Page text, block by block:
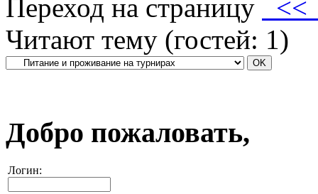
Переход на страницу
Читают тему (гостей: 1)
Добро пожаловать,
Логин: